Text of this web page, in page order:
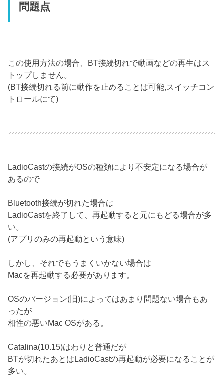
問題点
この使用方法の場合、BT接続切れで動画などの再生はス
トップしません。
(BT接続切れる前に動作を止めることは可能,スイッチコン
トロールにて)
LadioCastの接続がOSの種類により不安定になる場合が
あるので
Bluetooth接続が切れた場合は
LadioCastを終了して、再起動すると元にもどる場合が多
い。
(アプリのみの再起動という意味)
しかし、それでもうまくいかない場合は
Macを再起動する必要があります。
OSのバージョン(旧)によってはあまり問題ない場合もあ
ったが
相性の悪いMac OSがある。
Catalina(10.15)はわりと普通だが
BTが切れたあとはLadioCastの再起動が必要になることが
多い。